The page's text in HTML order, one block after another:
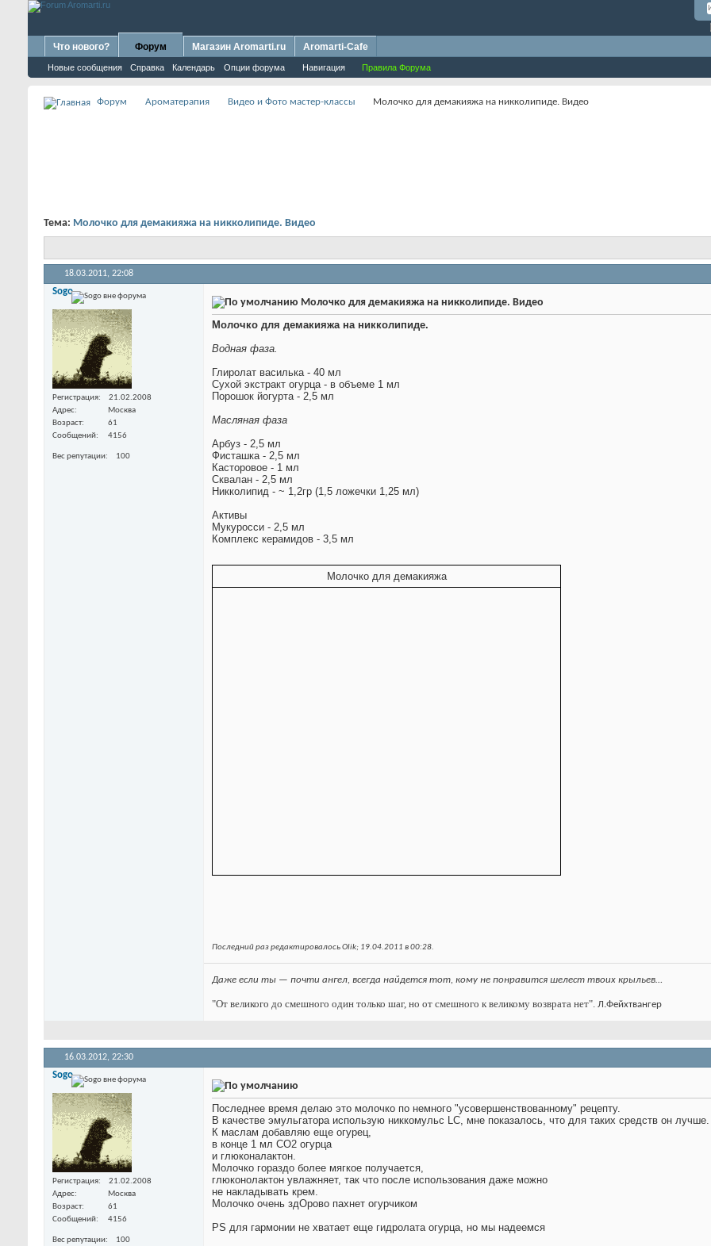
Что нового? Форум
Новые сообщения Справка Календарь Опции форума Навигация Правила Форума
Магазин Aromarti.ru Aromarti-Cafe
Форум Ароматерапия Видео и Фото мастер-классы Молочко для демакияжа на никколипиде. Видео
Тема: Молочко для демакияжа на никколипиде. Видео
18.03.2011, 22:08
Sogo
Регистрация
21.02.2008
Адрес
Москва
Возраст
61
Сообщений
4156
Вес репутации 100
Молочко для демакияжа на никколипиде. Видео
Молочко для демакияжа на никколипиде.
Водная фаза.
Глиролат василька - 40 мл
Сухой экстракт огурца - в объеме 1 мл
Порошок йогурта - 2,5 мл
Масляная фаза
Арбуз - 2,5 мл
Фисташка - 2,5 мл
Касторовое - 1 мл
Сквалан - 2,5 мл
Никколипид - ~ 1,2гр (1,5 ложечки 1,25 мл)
Активы
Мукуросси - 2,5 мл
Комплекс керамидов - 3,5 мл
Молочко для демакияжа
Последний раз редактировалось Olik; 19.04.2011 в00:28.
Даже если ты — почти ангел, всегда найдется тот, кому не понравится шелест твоих крыльев…
"От великого до смешного один только шаг, но от смешного к великому возврата нет". Л.Фейхтвангер
16.03.2012, 22:30
Sogo
Регистрация
21.02.2008
Адрес
Москва
Возраст
61
Сообщений
4156
Вес репутации 100
Последнее время делаю это молочко по немного "усовершенствованному" рецепту.
В качестве эмульгатора использую никкомульс LC, мне показалось, что для таких средств он лучше.
К маслам добавляю еще огурец,
в конце 1 мл CO2 огурца
и глюконалактон.
Молочко гораздо более мягкое получается,
глюконолактон увлажняет, так что после использования даже можно
не накладывать крем.
Молочко очень здОрово пахнет огурчиком
PS для гармонии не хватает еще гидролата огурца, но мы надеемся